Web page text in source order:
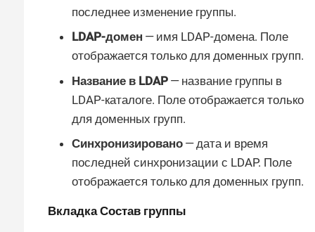
последнее изменение группы.
LDAP-домен — имя LDAP-домена. Поле
отображается только для доменных групп.
Название в LDAP — название группы в
LDAP-каталоге. Поле отображается только
для доменных групп.
Синхронизировано — дата и время
последней синхронизации с LDAP. Поле
отображается только для доменных групп.
ВкладкаСостав группы